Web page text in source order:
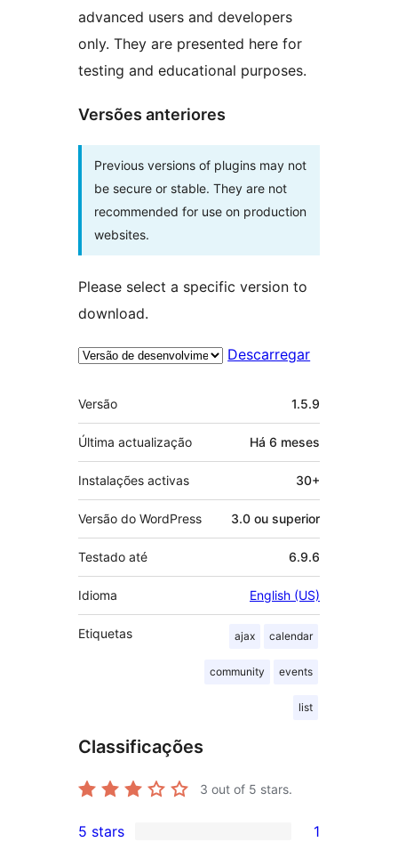
advanced users and developers
only. They are presented here for
testing and educational purposes.
Versões anteriores
Previous versions of plugins may not
be secure or stable. They are not
recommended for use on production
websites.
Please select a specific version to
download.
Descarregar
Metadados
Versão 1.5.9
Última actualização Há 6 meses
Instalações activas 30+
Versão do WordPress 3.0 ou superior
Testado até 6.9.6
Idioma English (US)
Etiquetas ajax calendar
community events
list
Classificações
3 out of 5 stars.
1
5 stars 1